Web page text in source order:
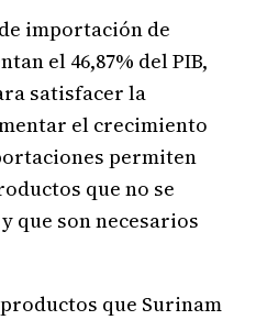
importación de
el 46,87% del PIB,
satisfacer la
el crecimiento
permiten
que no se
que son necesarios
que Surinam